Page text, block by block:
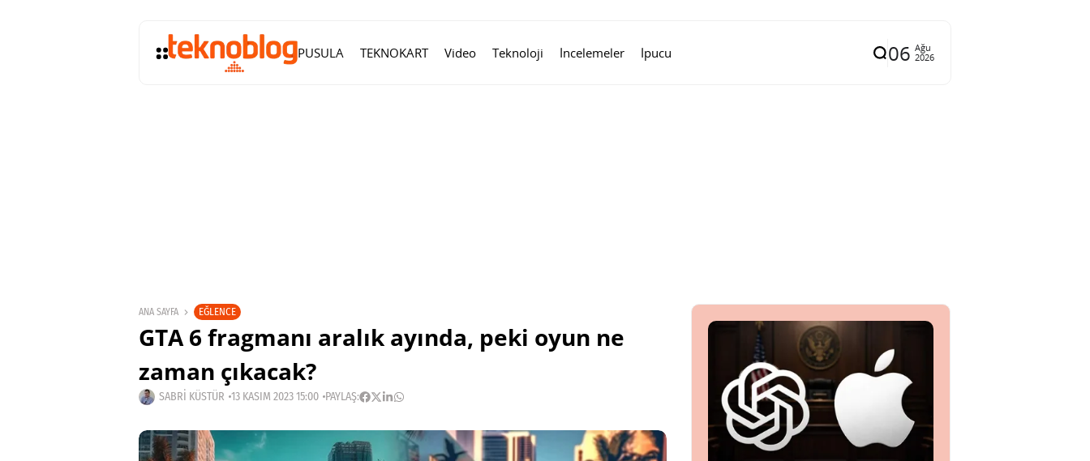
PUSULA TEKNOKART Video Teknoloji İncelemeler İpucu 06 Ağu
2026
ANA SAYFA EĞLENCE
GTA 6 fragmanı aralık ayında, peki oyun ne
zaman çıkacak?
SABRI KÜSTÜR 13 KASIM 2023 15:00 PAYLAŞ: